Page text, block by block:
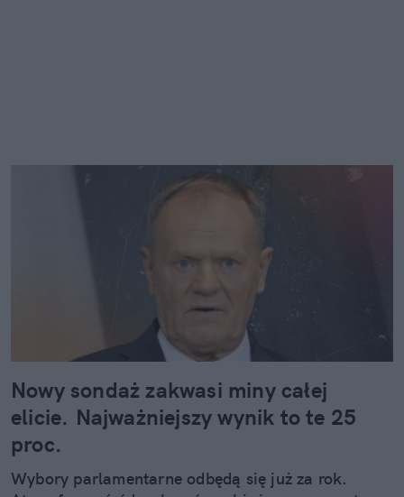
Nowy sondaż zakwasi miny całej
elicie. Najważniejszy wynik to te 25
proc.
Wybory parlamentarne odbędą się już za rok.